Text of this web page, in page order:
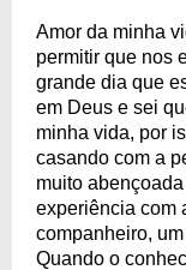
Amor da minha
permitir que nos
grande dia que
em Deus e sei
minha vida, por
casando com a
muito
experiência com
companheiro,
Quando o